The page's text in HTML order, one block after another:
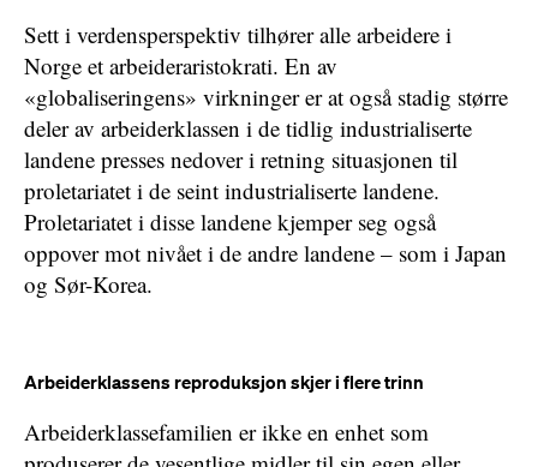
Sett i verdensperspektiv tilhører alle arbeidere i
Norge et arbeideraristokrati. En av
«globaliseringens» virkninger er at også stadig større
deler av arbeiderklassen i de tidlig industrialiserte
landene presses nedover i retning situasjonen til
proletariatet i de seint industrialiserte landene.
Proletariatet i disse landene kjemper seg også
oppover mot nivået i de andre landene – som i Japan
og Sør-Korea.
Arbeiderklassens reproduksjon skjer i flere trinn
Arbeiderklassefamilien er ikke en enhet som